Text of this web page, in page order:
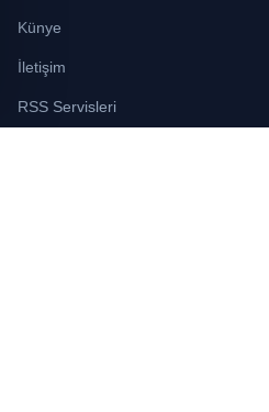
Künye
İletişim
RSS Servisleri